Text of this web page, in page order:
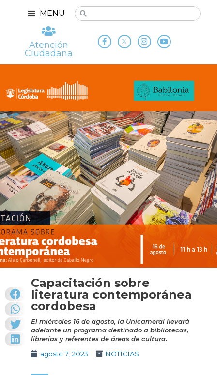
MENU
Atención
Ciudadana
Capacitación sobre
literatura contemporánea
cordobesa
El miércoles 16 de agosto, la Unicameral llevará
adelante un programa destinado a bibliotecas,
librerías y referentes de áreas de cultura.
agosto 7, 2023
NOTICIAS